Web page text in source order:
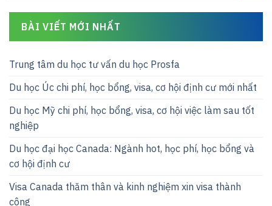
BÀI VIẾT MỚI NHẤT
Trung tâm du học tư vấn du học Prosfa
Du học Úc chi phí, học bổng, visa, cơ hội định cư mới nhất
Du học Mỹ chi phí, học bổng, visa, cơ hội việc làm sau tốt
nghiệp
Du học đại học Canada: Ngành hot, học phí, học bổng và
cơ hội định cư
Visa Canada thăm thân và kinh nghiệm xin visa thành
công